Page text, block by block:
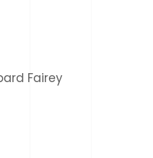
Fairey